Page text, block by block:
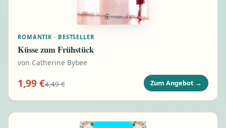
ROMANTIK · BESTSELLER
Küsse zum Frühstück
von Catherine Bybee
1,99 €4,49 € Zum Angebot →